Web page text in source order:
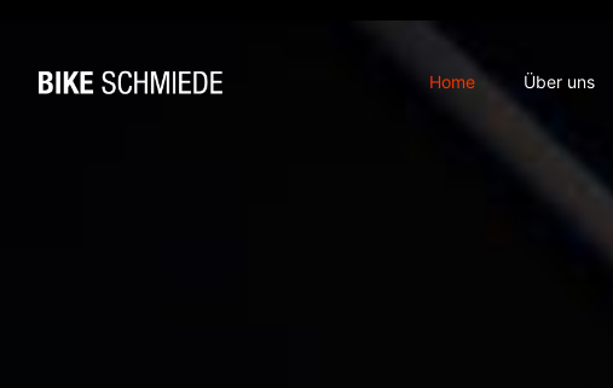
Home Über uns